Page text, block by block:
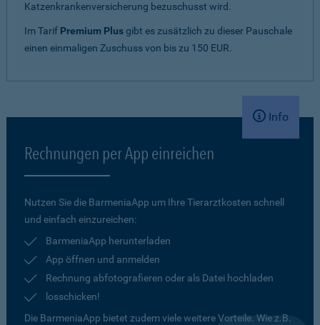
Katzenkrankenversicherung bezuschusst wird.
Im Tarif Premium Plusgibt es zusätzlich zu dieser Pauschale
einen einmaligen Zuschuss von bis zu 150 EUR.
Info
Rechnungen per App einreichen
Nutzen Sie die BarmeniaApp um Ihre Tierarztkosten schnell
und einfach einzureichen:
BarmeniaApp herunterladen
App öffnen und anmelden
Rechnung abfotografieren oder als Datei hochladen
losschicken!
Die BarmeniaApp bietet zudem viele weitere Vorteile. Wie z.B.